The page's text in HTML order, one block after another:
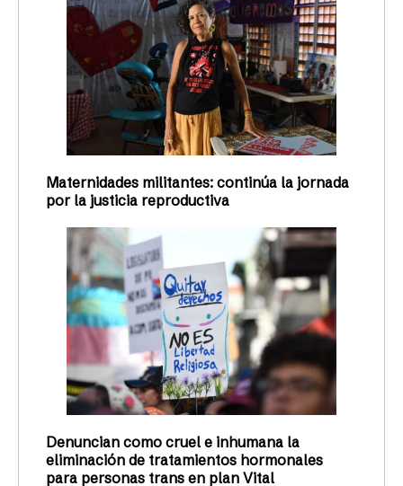
Maternidades militantes: continúa la jornada
por la justicia reproductiva
Denuncian como cruel e inhumana la
eliminación de tratamientos hormonales
para personas trans en plan Vital